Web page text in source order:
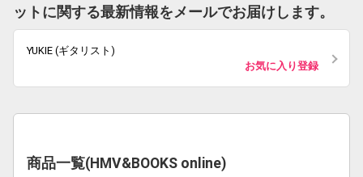
ットに関する最新情報をメールでお届けします。
YUKIE (ギタリスト)
お気に入り登録
商品一覧(HMV&BOOKS online)